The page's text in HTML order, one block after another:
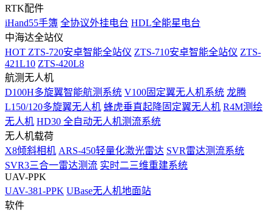
RTK配件
iHand55手簿 全协议外挂电台 HDL全能星电台
中海达全站仪
HOT ZTS-720安卓智能全站仪 ZTS-710安卓智能全站仪 ZTS-
421L10 ZTS-420L8
航测无人机
D100H多旋翼智能航测系统 V100固定翼无人机系统 龙腾
L150/120多旋翼无人机 蜂虎垂直起降固定翼无人机 R4M测绘
无人机 HD30 全自动无人机测流系统
无人机载荷
X8倾斜相机 ARS-450轻量化激光雷达 SVR雷达测流系统
SVR3三合一雷达测流 实时二三维重建系统
UAV-PPK
UAV-381-PPK UBase无人机地面站
软件